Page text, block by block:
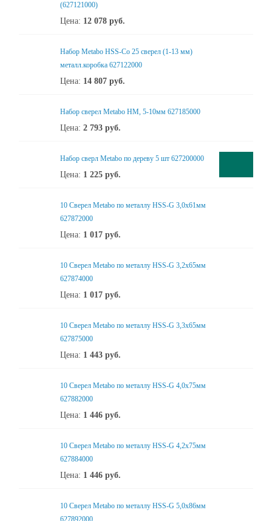
(627121000)
Цена: 12 078 руб.
Набор Metabo HSS-Co 25 сверел (1-13 мм)
металл.коробка 627122000
Цена: 14 807 руб.
Набор сверел Metabo HM, 5-10мм 627185000
Цена: 2 793 руб.
Набор сверл Metabo по дереву 5 шт 627200000
Цена: 1 225 руб.
10 Сверел Metabo по металлу HSS-G 3,0x61мм
627872000
Цена: 1 017 руб.
10 Сверел Metabo по металлу HSS-G 3,2x65мм
627874000
Цена: 1 017 руб.
10 Сверел Metabo по металлу HSS-G 3,3x65мм
627875000
Цена: 1 443 руб.
10 Сверел Metabo по металлу HSS-G 4,0x75мм
627882000
Цена: 1 446 руб.
10 Сверел Metabo по металлу HSS-G 4,2x75мм
627884000
Цена: 1 446 руб.
10 Сверел Metabo по металлу HSS-G 5,0x86мм
627892000